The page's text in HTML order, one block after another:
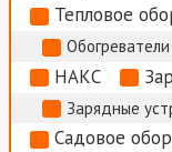
Тепловое
НАКС
Зарядные
Садовое